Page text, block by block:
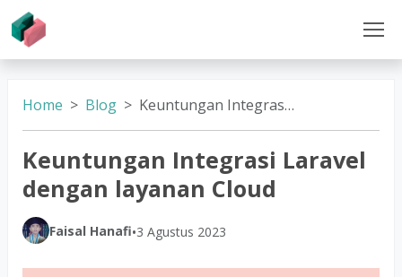
Home Blog Keuntungan Integrasi Laravel dengan layanan Cloud
Keuntungan Integrasi Laravel
dengan layanan Cloud
Faisal Hanafi•3 Agustus 2023